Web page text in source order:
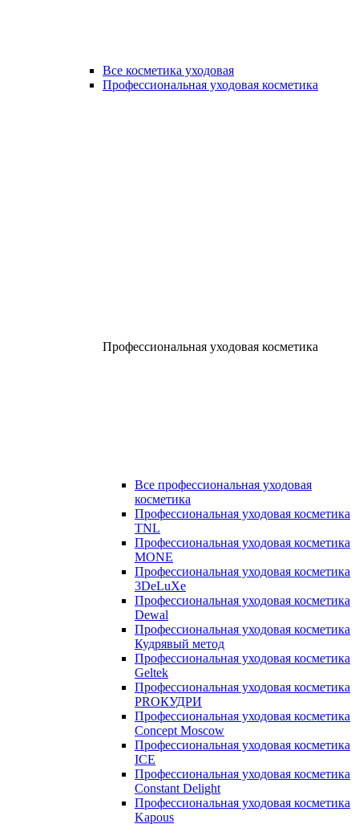
Все косметика уходовая
Профессиональная уходовая косметика
Профессиональная уходовая косметика
Все профессиональная уходовая
косметика
Профессиональная уходовая косметика
TNL
Профессиональная уходовая косметика
MONE
Профессиональная уходовая косметика
3DeLuXe
Профессиональная уходовая косметика
Dewal
Профессиональная уходовая косметика
Кудрявый метод
Профессиональная уходовая косметика
Geltek
Профессиональная уходовая косметика
PROКУДРИ
Профессиональная уходовая косметика
Concept Moscow
Профессиональная уходовая косметика
ICE
Профессиональная уходовая косметика
Constant Delight
Профессиональная уходовая косметика
Kapous